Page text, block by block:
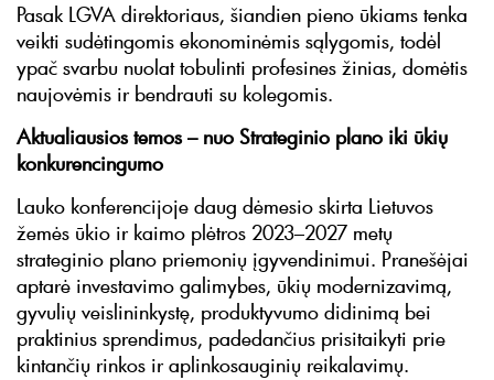
Pasak LGVA direktoriaus, šiandien pieno ūkiams tenka
veikti sudėtingomis ekonominėmis sąlygomis, todėl
ypač svarbu nuolat tobulinti profesines žinias, domėtis
naujovėmis ir bendrauti su kolegomis.
Aktualiausios temos – nuo Strateginio plano iki ūkių
konkurencingumo
Lauko konferencijoje daug dėmesio skirta Lietuvos
žemės ūkio ir kaimo plėtros 2023–2027 metų
strateginio plano priemonių įgyvendinimui. Pranešėjai
aptarė investavimo galimybes, ūkių modernizavimą,
gyvulių veislininkystę, produktyvumo didinimą bei
praktinius sprendimus, padedančius prisitaikyti prie
kintančių rinkos ir aplinkosauginių reikalavimų.